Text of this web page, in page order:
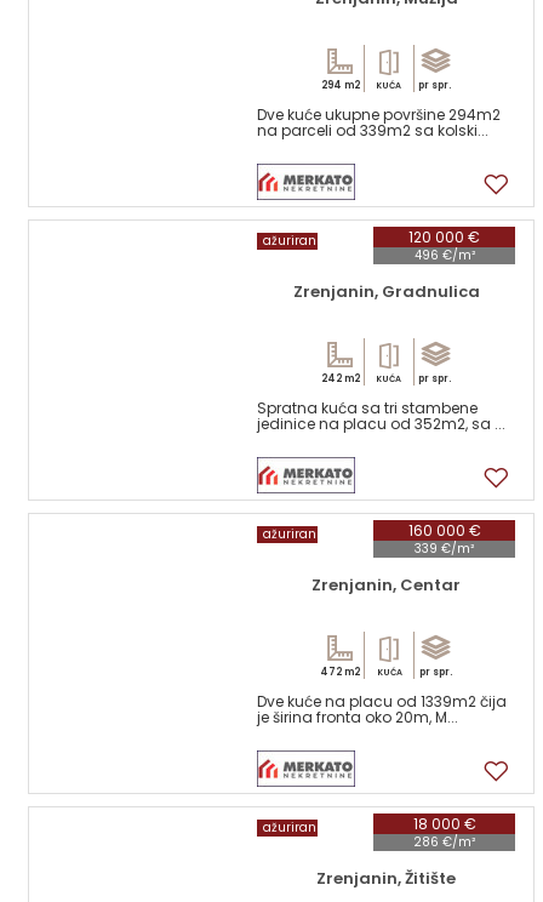
294 m2 KUĆA pr spr.
Dve kuće ukupne površine 294m2
na parceli od 339m2 sa kolski...
120 000 €
496 €/m²
ažuriran
Zrenjanin, Gradnulica
242 m2 KUĆA pr spr.
Spratna kuća sa tri stambene
jedinice na placu od 352m2, sa ...
160 000 €
339 €/m²
ažuriran
Zrenjanin, Centar
472 m2 KUĆA pr spr.
Dve kuće na placu od 1339m2 čija
je širina fronta oko 20m, M...
18 000 €
286 €/m²
ažuriran
Zrenjanin, Žitište